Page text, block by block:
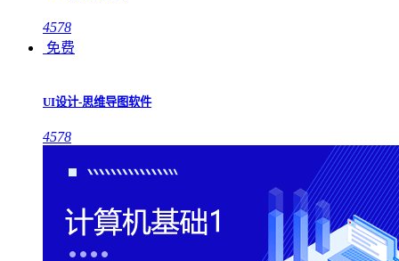
4578
免费
UI设计-思维导图软件
4578